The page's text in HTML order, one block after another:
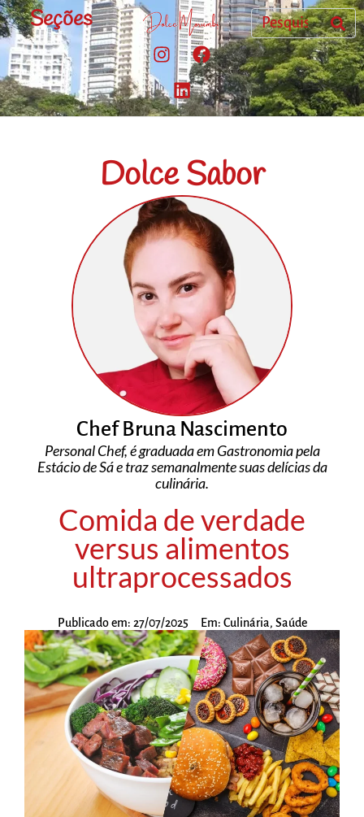
Seções
Dolce Sabor
Chef Bruna Nascimento
Personal Chef, é graduada em Gastronomia pela
Estácio de Sá e traz semanalmente suas delícias da
culinária.
Comida de verdade
versus alimentos
ultraprocessados
Publicado em: 27/07/2025 Em: Culinária, Saúde